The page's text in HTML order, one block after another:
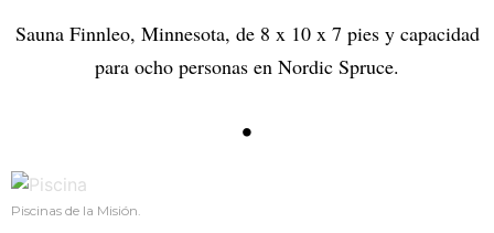
Sauna Finnleo, Minnesota, de 8 x 10 x 7 pies y capacidad
para ocho personas en Nordic Spruce.
•
Piscinas de la Misión.